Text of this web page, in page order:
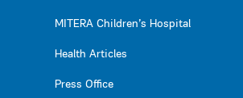
MITERA Children’s Hospital
Health Articles
Press Office